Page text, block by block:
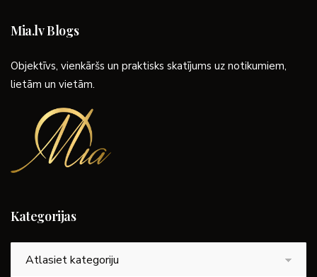
Mia.lv Blogs
Objektīvs, vienkāršs un praktisks skatījums uz notikumiem,
lietām un vietām.
Kategorijas